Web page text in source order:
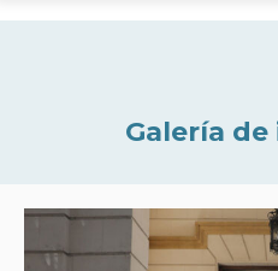
Galería